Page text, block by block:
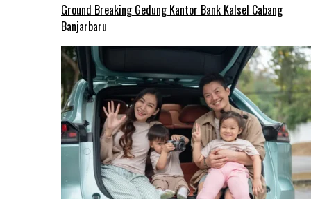
Ground Breaking Gedung Kantor Bank Kalsel Cabang
Banjarbaru